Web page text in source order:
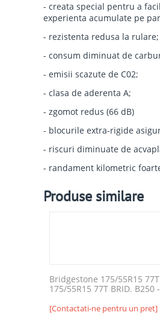
- creata special pentru a
experienta acumulate pe
- rezistenta redusa la rulare;
- consum diminuat de
- emisii scazute de C02;
- clasa de aderenta A;
- zgomot redus (66 dB)
- blocurile extra-rigide
- riscuri diminuate de
- randament kilometric
Produse similare
Bridgestone 175/55R15
175/55R15 77T BRID. B250
[Contactati-ne pentru un pret]